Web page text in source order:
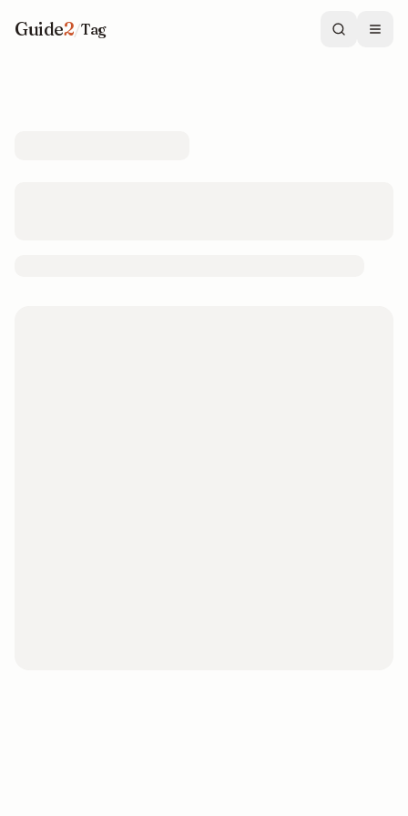
Guide2/Tag